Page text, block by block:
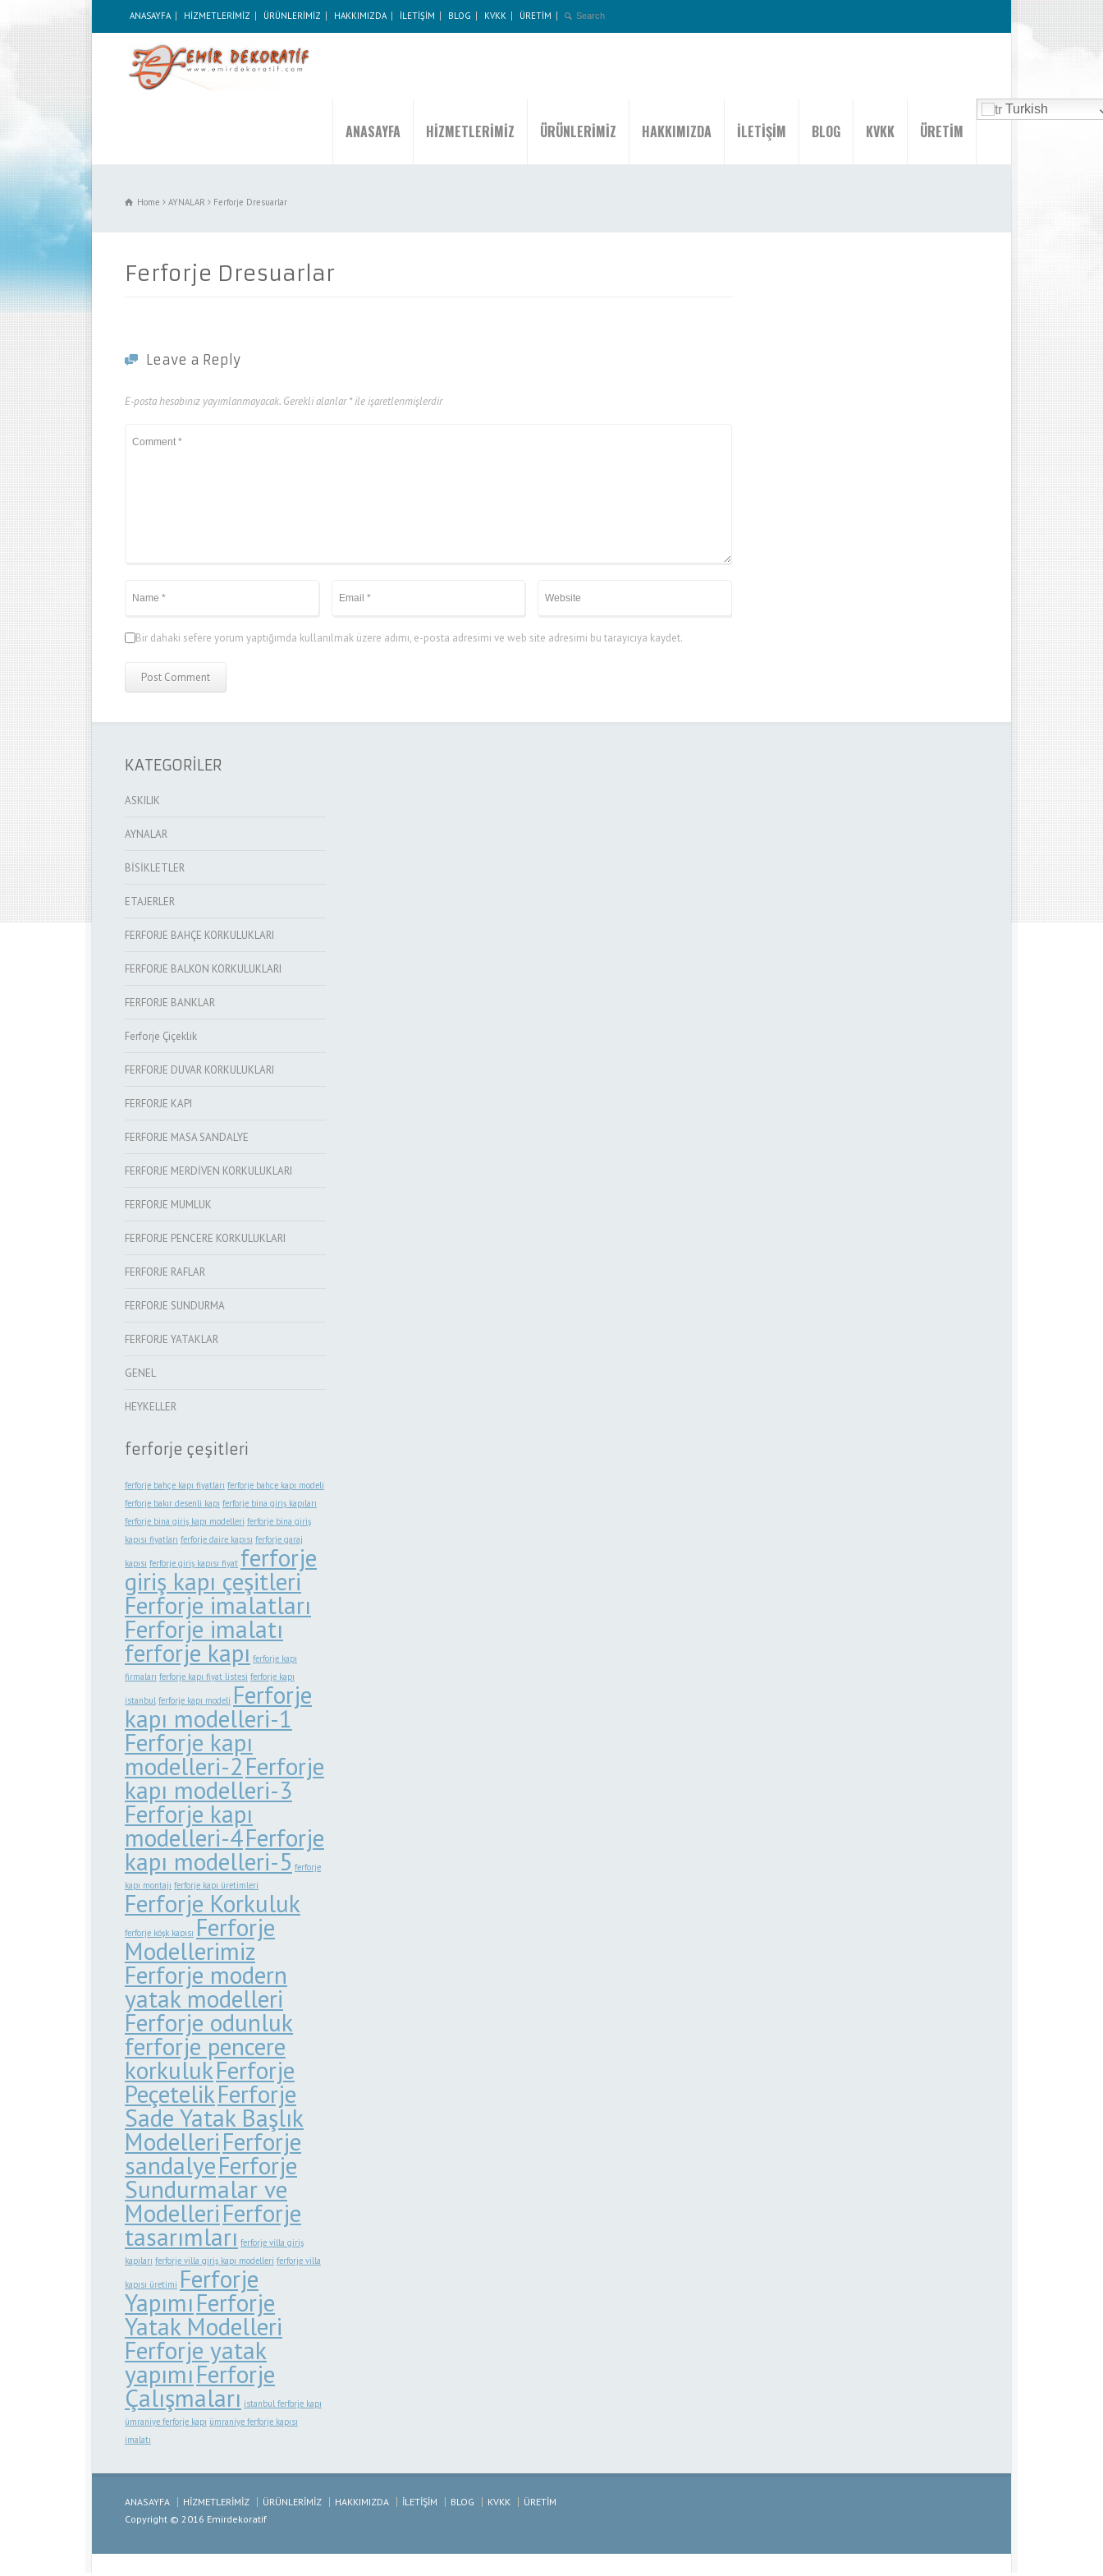
ANASAYFA HİZMETLERİMİZ ÜRÜNLERİMİZ HAKKIMIZDA İLETİŞİM BLOG KVKK ÜRETİM
ANASAYFA HİZMETLERİMİZ ÜRÜNLERİMİZ HAKKIMIZDA İLETİŞİM BLOG KVKK ÜRETİM
Turkish
Home AYNALAR Ferforje Dresuarlar
Ferforje Dresuarlar
Leave a Reply
E-posta hesabınız yayımlanmayacak. Gerekli alanlar*ile işaretlenmişlerdir
Bir dahaki sefere yorum yaptığımda kullanılmak üzere adımı, e-posta adresimi ve web site adresimi bu tarayıcıya kaydet.
KATEGORİLER
ASKILIK
AYNALAR
BİSİKLETLER
ETAJERLER
FERFORJE BAHÇE KORKULUKLARI
FERFORJE BALKON KORKULUKLARI
FERFORJE BANKLAR
Ferforje Çiçeklik
FERFORJE DUVAR KORKULUKLARI
FERFORJE KAPI
FERFORJE MASA SANDALYE
FERFORJE MERDİVEN KORKULUKLARI
FERFORJE MUMLUK
FERFORJE PENCERE KORKULUKLARI
FERFORJE RAFLAR
FERFORJE SUNDURMA
FERFORJE YATAKLAR
GENEL
HEYKELLER
ferforje çeşitleri
ferforje bahçe kapı fiyatları ferforje bahçe kapı modeli
ferforje bakır desenli kapı ferforje bina giriş kapıları
ferforje bina giriş kapı modelleri ferforje bina giriş
kapısı fiyatları ferforje daire kapısı ferforje garaj
kapısı ferforje giriş kapısı fiyat ferforje
giriş kapı çeşitleri
Ferforje imalatları
Ferforje imalatı
ferforje kapı ferforje kapı
firmaları ferforje kapı fiyat listesi ferforje kapı
istanbul ferforje kapı modeli Ferforje
kapı modelleri-1
Ferforje kapı
modelleri-2Ferforje
kapı modelleri-3
Ferforje kapı
modelleri-4Ferforje
kapı modelleri-5 ferforje
kapı montajı ferforje kapı üretimleri
Ferforje Korkuluk
ferforje köşk kapısı Ferforje
Modellerimiz
Ferforje modern
yatak modelleri
Ferforje odunluk
ferforje pencere
korkulukFerforje
PeçetelikFerforje
Sade Yatak Başlık
ModelleriFerforje
sandalyeFerforje
Sundurmalar ve
ModelleriFerforje
tasarımları ferforje villa giriş
kapıları ferforje villa giriş kapı modelleri ferforje villa
kapısı üretimi Ferforje
YapımıFerforje
Yatak Modelleri
Ferforje yatak
yapımıFerforje
Çalışmaları istanbul ferforje kapı
ümraniye ferforje kapı ümraniye ferforje kapısı
imalatı
ANASAYFA HİZMETLERİMİZ ÜRÜNLERİMİZ HAKKIMIZDA İLETİŞİM BLOG KVKK
ÜRETİM
Copyright © 2016 Emirdekoratif